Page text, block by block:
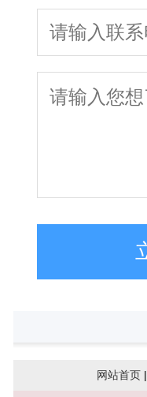
网站首页|